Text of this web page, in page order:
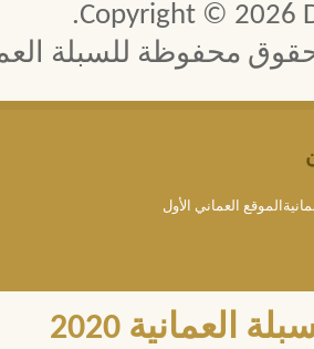
Copyright © 2026
محفوظة للسبلة العمانية
العماني الأول
2020